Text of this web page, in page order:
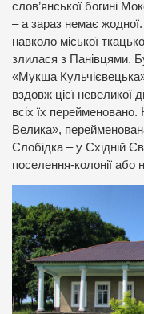
слов’янської богині
– а зараз немає
навколо міської
злилася з Панівцями.
«Мукша
вздовж цієї невеликої
всіх їх
Велика»,
Слобідка – у Східній
поселення-колонії або